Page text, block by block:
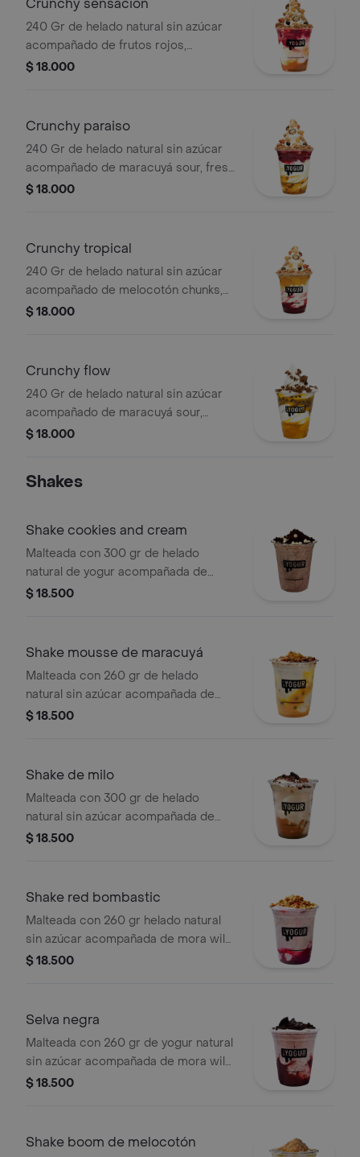
Crunchy sensación
240 Gr de helado natural sin azúcar
acompañado de frutos rojos,
arequipe sensación y 1 topping de
$ 18.000
Crunchy paraiso
240 Gr de helado natural sin azúcar
acompañado de maracuyá sour, fresa
tremenda y 1 topping de lujo.
$ 18.000
Crunchy tropical
240 Gr de helado natural sin azúcar
acompañado de melocotón chunks,
frutos colorados y 1 topping de lujo
$ 18.000
Crunchy flow
240 Gr de helado natural sin azúcar
acompañado de maracuyá sour,
mango flow y granola de chocolate.
$ 18.000
Shakes
Shake cookies and cream
Malteada con 300 gr de helado
natural de yogur acompañada de
galleta negra y chips de chocolate
$ 18.500
Shake mousse de maracuyá
Malteada con 260 gr de helado
natural sin azúcar acompañada de
maracuyá sour, leche condensada y
$ 18.500
Shake de milo
Malteada con 300 gr de helado
natural sin azúcar acompañada de
milo, galleta negra y cobertura de
$ 18.500
Shake red bombastic
Malteada con 260 gr helado natural
sin azúcar acompañada de mora wild,
fresa tremenda y granola de frutos
$ 18.500
Selva negra
Malteada con 260 gr de yogur natural
sin azúcar acompañada de mora wild,
cobertura de chocolate y galleta
$ 18.500
Shake boom de melocotón